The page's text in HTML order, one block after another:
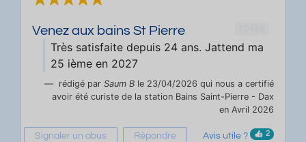
Venez aux bains St Pierre
Très satisfaite depuis 24 ans. Jattend ma
25 ième en 2027
rédigé par Saum B le 23/04/2026 qui nous a certifié
avoir été curiste de la station Bains Saint-Pierre - Dax
en Avril 2026
Signaler un abus Répondre Avis utile ? 2